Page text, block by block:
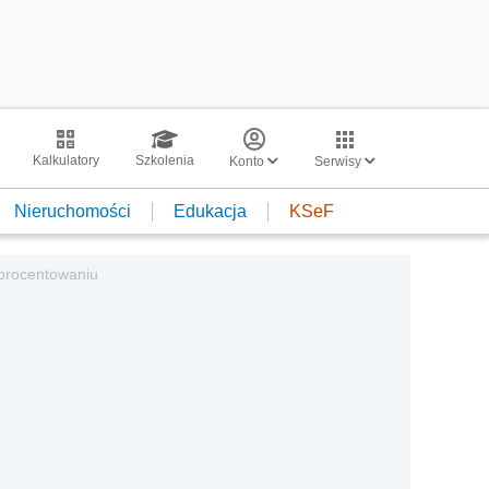
Kalkulatory Szkolenia Konto Serwisy
Nieruchomości Edukacja KSeF